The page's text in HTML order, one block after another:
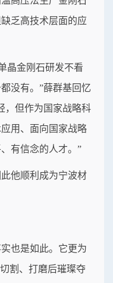
乏高技术层面的应
晶金刚石研发不看
没有。”薛群基回忆
，但作为国家战略科
用、面向国家战略
有信念的人才。”
他顺利成为宁波材
也是如此。它更为
割、打磨后璀璨夺